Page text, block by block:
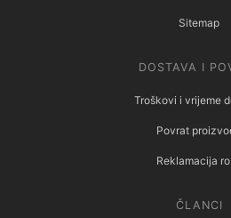
Sitemap
DOSTAVA I
Troškovi i vrijeme
Povrat
Reklamacija
ČLANCI